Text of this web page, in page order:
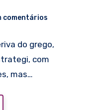
comentários
do grego,
com
mas…